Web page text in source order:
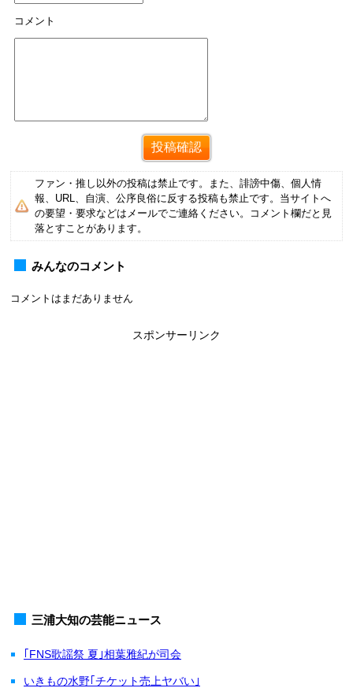
コメント
ファン・推し以外の投稿は禁止です。また、誹謗中傷、個人情
報、URL、自演、公序良俗に反する投稿も禁止です。当サイトへ
の要望・要求などはメールでご連絡ください。コメント欄だと見
落とすことがあります。
みんなのコメント
コメントはまだありません
スポンサーリンク
三浦大知の芸能ニュース
｢FNS歌謡祭 夏｣相葉雅紀が司会
いきもの水野｢チケット売上ヤバい｣